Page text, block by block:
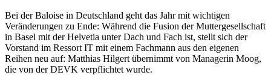
Bei der Baloise in Deutschland geht das Jahr mit wichtigen
Veränderungen zu Ende: Während die Fusion der Muttergesellschaft
in Basel mit der Helvetia unter Dach und Fach ist, stellt sich der
Vorstand im Ressort IT mit einem Fachmann aus den eigenen
Reihen neu auf: Matthias Hilgert übernimmt von Managerin Moog,
die von der DEVK verpflichtet wurde.